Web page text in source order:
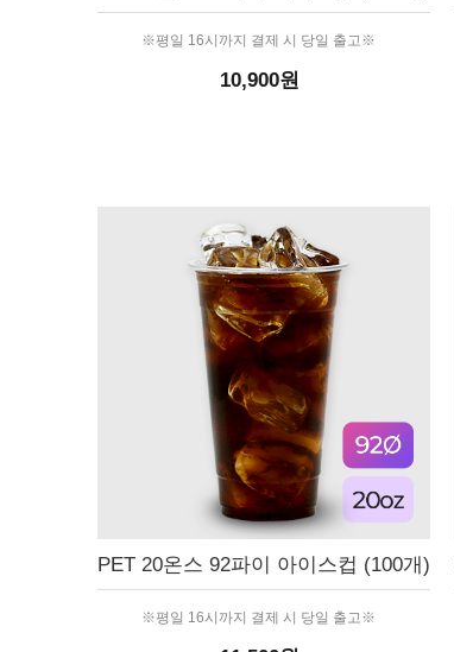
※평일 16시까지 결제 시 당일 출고※
10,900원
PET 20온스 92파이 아이스컵 (100개)
※평일 16시까지 결제 시 당일 출고※